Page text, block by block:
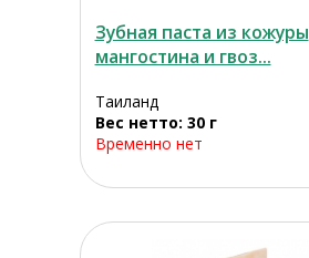
Зубная паста из кожуры
мангостина и гвоз...
Таиланд
Вес нетто: 30 г
Временно нет